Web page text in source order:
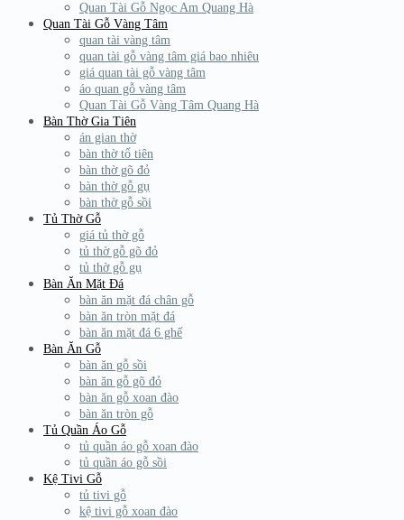
Quan Tài Gỗ Ngọc Am Quang Hà
Quan Tài Gỗ Vàng Tâm
quan tài vàng tâm
quan tài gỗ vàng tâm giá bao nhiêu
giá quan tài gỗ vàng tâm
áo quan gỗ vàng tâm
Quan Tài Gỗ Vàng Tâm Quang Hà
Bàn Thờ Gia Tiên
án gian thờ
bàn thờ tổ tiên
bàn thờ gõ đỏ
bàn thờ gỗ gụ
bàn thờ gỗ sồi
Tủ Thờ Gỗ
giá tủ thờ gỗ
tủ thờ gỗ gõ đỏ
tủ thờ gỗ gụ
Bàn Ăn Mặt Đá
bàn ăn mặt đá chân gỗ
bàn ăn tròn mặt đá
bàn ăn mặt đá 6 ghế
Bàn Ăn Gỗ
bàn ăn gỗ sồi
bàn ăn gỗ gõ đỏ
bàn ăn gỗ xoan đào
bàn ăn tròn gỗ
Tủ Quần Áo Gỗ
tủ quần áo gỗ xoan đào
tủ quần áo gỗ sồi
Kệ Tivi Gỗ
tủ tivi gỗ
kệ tivi gỗ xoan đào